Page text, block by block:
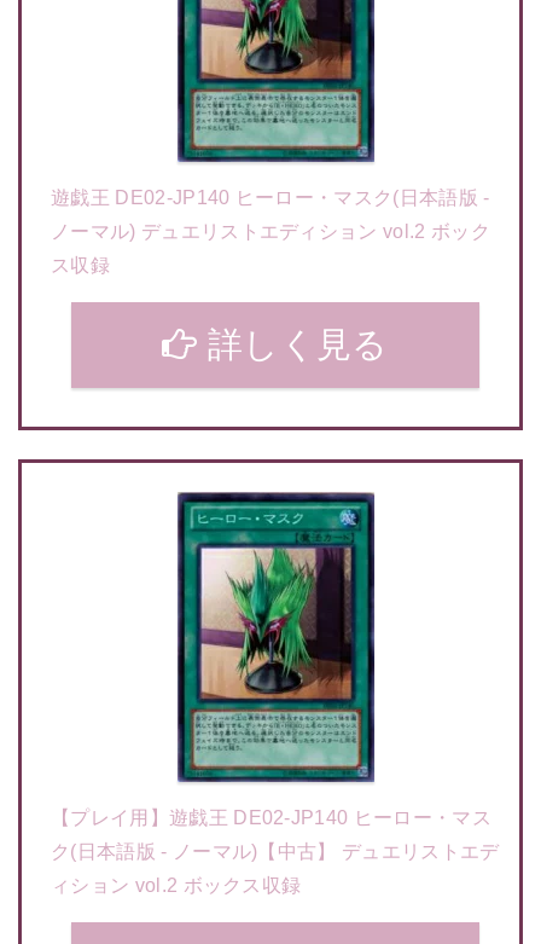
遊戯王 DE02-JP140 ヒーロー・マスク(日本語版 -
ノーマル) デュエリストエディション vol.2 ボック
ス収録
詳しく見る
【プレイ用】遊戯王 DE02-JP140 ヒーロー・マス
ク(日本語版 - ノーマル)【中古】 デュエリストエデ
ィション vol.2 ボックス収録